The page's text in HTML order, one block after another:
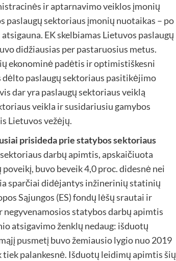
ir aptarnavimo veiklos įmonių
paslaugų sektoriaus įmonių nuotaikas – po
EK skelbiamas Lietuvos paslaugų
didžiausias per pastaruosius metus.
ekonominė padėtis ir optimistiškesni
dėlto paslaugų sektoriaus pasitikėjimo
dar yra paslaugų sektoriaus veiklą
veikla ir susidariusiu gamybos
Lietuvos vežėjų.
prisideda prie statybos sektoriaus
darbų apimtis, apskaičiuota
buvo beveik 4,0 proc. didesnė nei
sparčiai didėjantys inžinerinių statinių
Sąjungos (ES) fondų lėšų srautai ir
statybos darbų apimtis
atsigavimo ženklų nedaug: išduotų
pusmetį buvo žemiausio lygio nuo 2019
palankesnė. Išduotų leidimų apimtis šių